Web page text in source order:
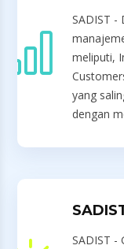
SADIST -
meliputi,
yang
dengan
SADIST -